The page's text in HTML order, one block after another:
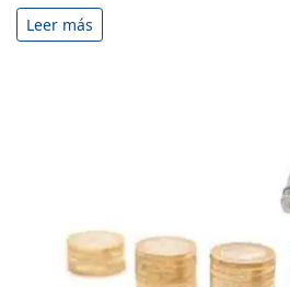
Leer más